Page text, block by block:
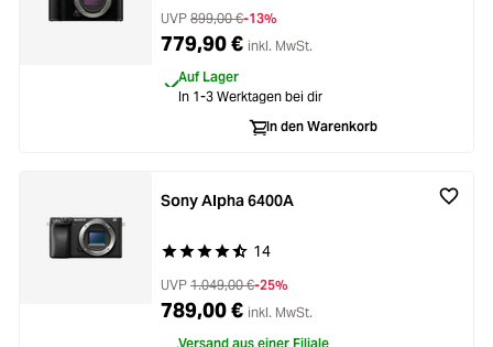
UVP 899,00 €-13%
779,90 € inkl. MwSt.
Auf Lager
In 1-3 Werktagen bei dir
In den Warenkorb
Durchschnittliche Bewertung von 4.6 von 5
14
Sony Alpha 6400A
UVP 1.049,00 €-25%
789,00 € inkl. MwSt.
Versand aus einer Filiale